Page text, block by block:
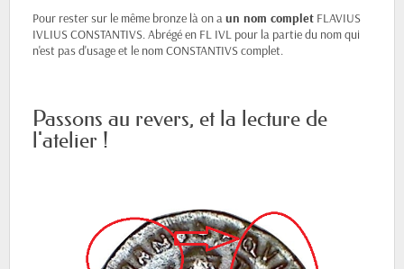
Pour rester sur le même bronze là on aun nom complet FLAVIUS
IVLIUS CONSTANTIVS. Abrégé en FL IVL pour la partie du nom qui
n'est pas d'usage et le nom CONSTANTIVS complet.
Passons au revers, et la lecture de
l'atelier !